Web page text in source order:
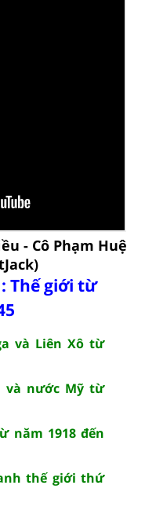
- Cô Phạm Huệ
Thế giới từ
và Liên Xô từ
và nước Mỹ từ
năm 1918 đến
thế giới thứ